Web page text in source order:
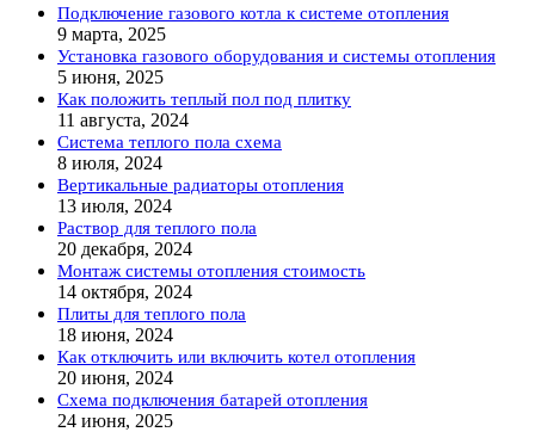
Подключение газового котла к системе отопления
9 марта, 2025
Установка газового оборудования и системы отопления
5 июня, 2025
Как положить теплый пол под плитку
11 августа, 2024
Система теплого пола схема
8 июля, 2024
Вертикальные радиаторы отопления
13 июля, 2024
Раствор для теплого пола
20 декабря, 2024
Монтаж системы отопления стоимость
14 октября, 2024
Плиты для теплого пола
18 июня, 2024
Как отключить или включить котел отопления
20 июня, 2024
Схема подключения батарей отопления
24 июня, 2025